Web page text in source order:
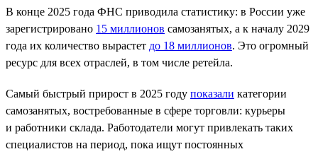
В конце 2025 года ФНС приводила статистику: в России уже
зарегистрировано 15 миллионов самозанятых, а к началу 2029
года их количество вырастет до 18 миллионов. Это огромный
ресурс для всех отраслей, в том числе ретейла.
Самый быстрый прирост в 2025 году показали категории
самозанятых, востребованные в сфере торговли: курьеры
и работники склада. Работодатели могут привлекать таких
специалистов на период, пока ищут постоянных